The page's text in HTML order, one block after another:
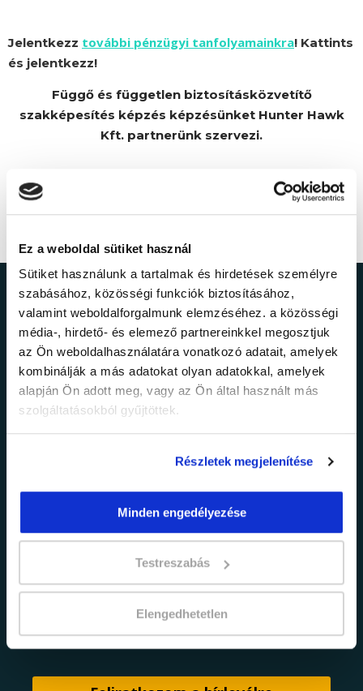
Ez a weboldal sütiket használ
Sütiket használunk a tartalmak és hirdetések személyre
szabásához, közösségi funkciók biztosításához,
valamint weboldalforgalmunk elemzéséhez. a közösségi
média-, hirdető- és elemező partnereinkkel megosztjuk
az Ön weboldalhasználatára vonatkozó adatait, amelyek
kombinálják a más adatokat olyan adatokkal, amelyek
alapján Ön adott meg, vagy az Ön által használt más
szolgáltatásokból gyűjtöttek.
Részletek megjelenítése
Minden engedélyezése
Testreszabás
Elengedhetetlen
Jelentkezz további pénzügyi tanfolyamainkra! Kattints
és jelentkezz!
Függő és független biztosításközvetítő
szakképesítés képzés képzésünket Hunter Hawk
Kft. partnerünk szervezi.
Ne maradj le a
legfrissebb
információkról!
Értesülj elsőként legújabb tanfolyamainkról,